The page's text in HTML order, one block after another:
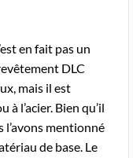
en fait pas un
DLC
mais il est
l’acier. Bien qu’il
l’avons mentionné
de base. Le